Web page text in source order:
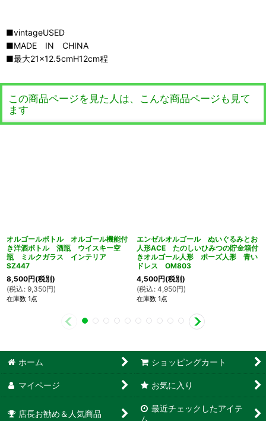
■vintageUSED
■MADE IN CHINA
■最大21×12.5cmH12cm程
この商品ページを見た人は、こんな商品ページも見て
ます
オルゴールボトル オルゴール機能付
き洋酒ボトル 酒瓶 ウイスキー空
瓶 ミルクガラス インテリア
SZ447
8,500円(税別)
(税込 : 9,350円)
在庫数 1点
エンゼルオルゴール ぬいぐるみとお
人形ACE たのしいひみつの貯金箱付
きオルゴール人形 ポーズ人形 青い
ドレス OM803
4,500円(税別)
(税込 : 4,950円)
在庫数 1点
ホーム ショッピングカート
マイページ お気に入り
店長お勧め＆人気商品
最近チェックしたアイテ
ム